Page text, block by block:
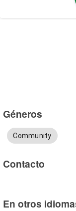
Géneros
Community
Contacto
En otros